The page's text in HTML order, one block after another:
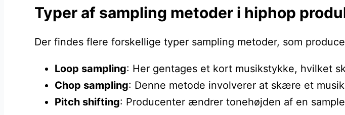
Typer af sampling metoder i hiphop
Der findes flere forskellige typer sampling metoder, som
Loop sampling: Her gentages et kort musikstykke, hvilket
Chop sampling: Denne metode involverer at skære et
Pitch shifting: Producenter ændrer tonehøjden af en